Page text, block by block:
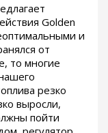
Golden
и
от
то многие
резко
выросли,
пойти